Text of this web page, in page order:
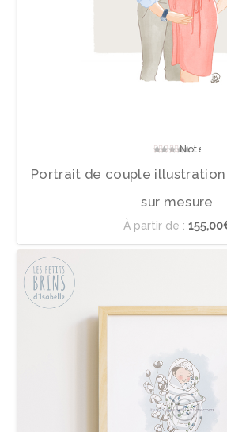
Note
Portrait de couple
sur mesure
À partir de :